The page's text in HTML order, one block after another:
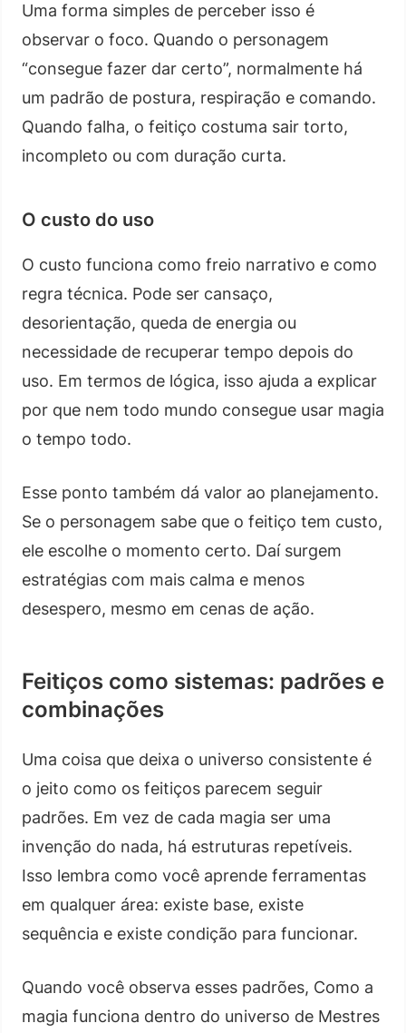
Uma forma simples de perceber isso é
observar o foco. Quando o personagem
“consegue fazer dar certo”, normalmente há
um padrão de postura, respiração e comando.
Quando falha, o feitiço costuma sair torto,
incompleto ou com duração curta.
O custo do uso
O custo funciona como freio narrativo e como
regra técnica. Pode ser cansaço,
desorientação, queda de energia ou
necessidade de recuperar tempo depois do
uso. Em termos de lógica, isso ajuda a explicar
por que nem todo mundo consegue usar magia
o tempo todo.
Esse ponto também dá valor ao planejamento.
Se o personagem sabe que o feitiço tem custo,
ele escolhe o momento certo. Daí surgem
estratégias com mais calma e menos
desespero, mesmo em cenas de ação.
Feitiços como sistemas: padrões e
combinações
Uma coisa que deixa o universo consistente é
o jeito como os feitiços parecem seguir
padrões. Em vez de cada magia ser uma
invenção do nada, há estruturas repetíveis.
Isso lembra como você aprende ferramentas
em qualquer área: existe base, existe
sequência e existe condição para funcionar.
Quando você observa esses padrões, Como a
magia funciona dentro do universo de Mestres